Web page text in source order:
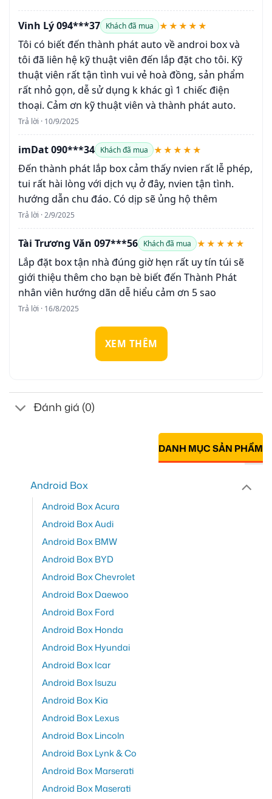
Vinh Lý 094***37 Khách đã mua ★★★★★
Tôi có biết đến thành phát auto về androi box và
tôi đã liên hệ kỹ thuật viên đến lắp đặt cho tôi. Kỹ
thuật viên rất tận tình vui vẻ hoà đồng, sản phẩm
rất nhỏ gọn, dễ sử dụng k khác gì 1 chiếc điện
thoại. Cảm ơn kỹ thuật viên và thành phát auto.
Trả lời · 10/9/2025
imDat 090***34 Khách đã mua ★★★★★
Đến thành phát lắp box cảm thấy nvien rất lễ phép,
tui rất hài lòng với dịch vụ ở đây, nvien tận tình.
hướng dẫn chu đáo. Có dịp sẽ ủng hộ thêm
Trả lời · 2/9/2025
Tài Trương Văn 097***56 Khách đã mua ★★★★★
Lắp đặt box tận nhà đúng giờ hẹn rất uy tín túi sẽ
giới thiệu thêm cho bạn bè biết đến Thành Phát
nhân viên hướng dãn dễ hiểu cảm ơn 5 sao
Trả lời · 16/8/2025
XEM THÊM
Đánh giá (0)
DANH MỤC SẢN PHẨM
Android Box
Android Box Acura
Android Box Audi
Android Box BMW
Android Box BYD
Android Box Chevrolet
Android Box Daewoo
Android Box Ford
Android Box Honda
Android Box Hyundai
Android Box Icar
Android Box Isuzu
Android Box Kia
Android Box Lexus
Android Box Lincoln
Android Box Lynk & Co
Android Box Marserati
Android Box Maserati